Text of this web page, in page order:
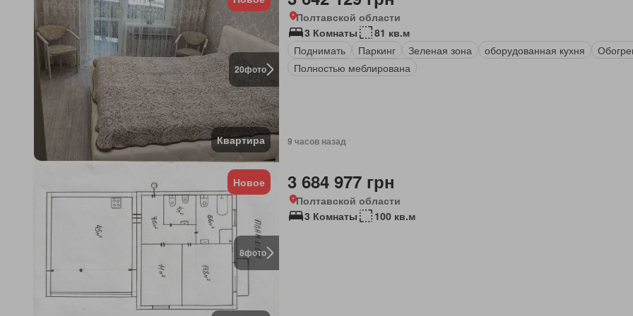
20фото
Квартира
Полтавской области
3 Комнаты
81 кв.м
Поднимать
Паркинг Зеленая зона оборудованная кухня
Полностью меблирована
9 часов назад
8фото
Новое 3 684 977 грн
Полтавской области
3 Комнаты
100 кв.м